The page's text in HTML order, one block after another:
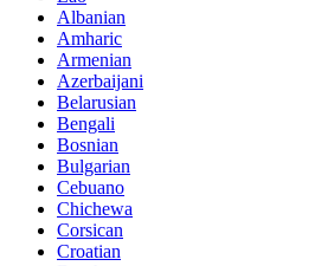
Albanian
Amharic
Armenian
Azerbaijani
Belarusian
Bengali
Bosnian
Bulgarian
Cebuano
Chichewa
Corsican
Croatian